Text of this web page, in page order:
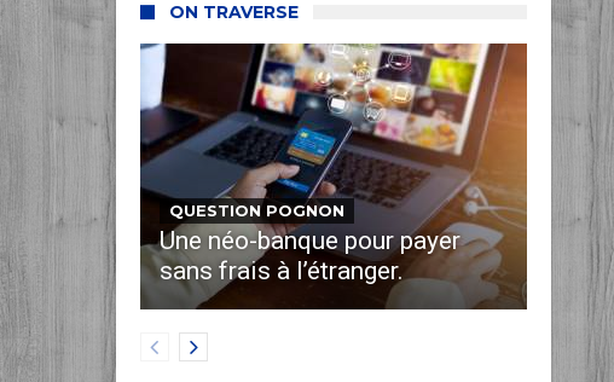
ON TRAVERSE
QUESTION POGNON
Une néo-banque pour payer
sans frais à l’étranger.